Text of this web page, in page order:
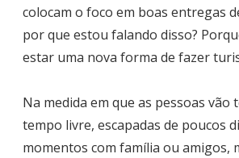
colocam o foco em boas entregas
por que estou falando disso?
estar uma nova forma de fazer
Na medida em que as pessoas vão
tempo livre, escapadas de poucos
momentos com família ou amigos,